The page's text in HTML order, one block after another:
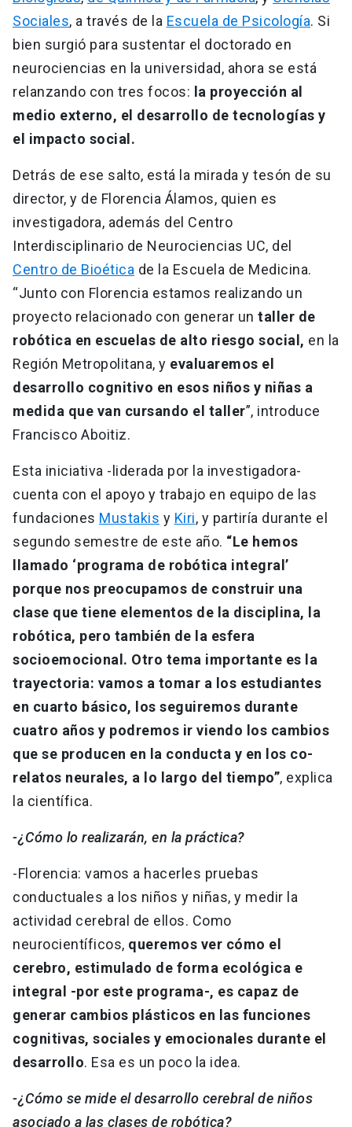
Sociales, a través de la Escuela de Psicología. Si
bien surgió para sustentar el doctorado en
neurociencias en la universidad, ahora se está
relanzando con tres focos: la proyección al
medio externo, el desarrollo de tecnologías y
el impacto social.
Detrás de ese salto, está la mirada y tesón de su
director, y de Florencia Álamos, quien es
investigadora, además del Centro
Interdisciplinario de Neurociencias UC, del
Centro de Bioética de la Escuela de Medicina.
“Junto con Florencia estamos realizando un
proyecto relacionado con generar un taller de
robótica en escuelas de alto riesgo social, en la
Región Metropolitana, y evaluaremos el
desarrollo cognitivo en esos niños y niñas a
medida que van cursando el taller”, introduce
Francisco Aboitiz.
Esta iniciativa -liderada por la investigadora-
cuenta con el apoyo y trabajo en equipo de las
fundaciones Mustakis y Kiri, y partiría durante el
segundo semestre de este año. “Le hemos
llamado ‘programa de robótica integral’
porque nos preocupamos de construir una
clase que tiene elementos de la disciplina, la
robótica, pero también de la esfera
socioemocional. Otro tema importante es la
trayectoria: vamos a tomar a los estudiantes
en cuarto básico, los seguiremos durante
cuatro años y podremos ir viendo los cambios
que se producen en la conducta y en los co-
relatos neurales, a lo largo del tiempo”, explica
la científica.
-¿Cómo lo realizarán, en la práctica?
-Florencia: vamos a hacerles pruebas
conductuales a los niños y niñas, y medir la
actividad cerebral de ellos. Como
neurocientíficos, queremos ver cómo el
cerebro, estimulado de forma ecológica e
integral -por este programa-, es capaz de
generar cambios plásticos en las funciones
cognitivas, sociales y emocionales durante el
desarrollo. Esa es un poco la idea.
-¿Cómo se mide el desarrollo cerebral de niños
asociado a las clases de robótica?